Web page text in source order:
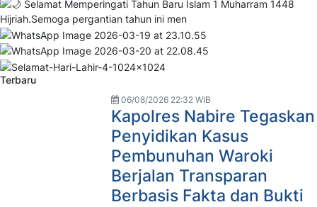
Terbaru
06/08/2026 22:32 WIB
Kapolres Nabire Tegaskan
Penyidikan Kasus
Pembunuhan Waroki
Berjalan Transparan
Berbasis Fakta dan Bukti